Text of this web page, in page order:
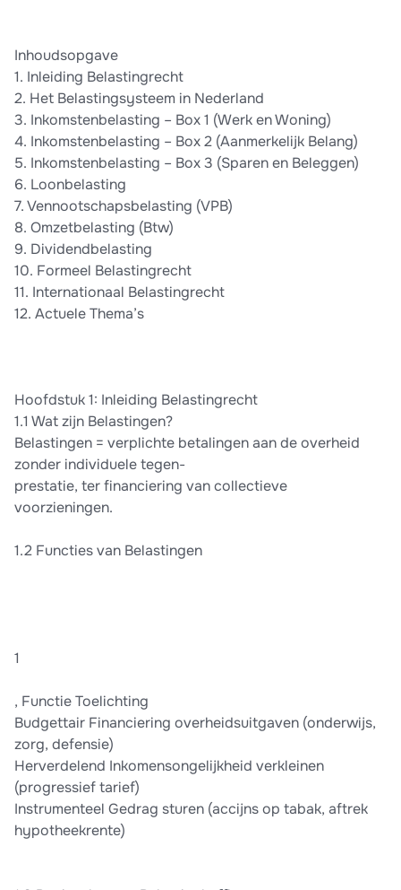
Inhoudsopgave
1. Inleiding Belastingrecht
2. Het Belastingsysteem in Nederland
3. Inkomstenbelasting – Box 1 (Werk en Woning)
4. Inkomstenbelasting – Box 2 (Aanmerkelijk Belang)
5. Inkomstenbelasting – Box 3 (Sparen en Beleggen)
6. Loonbelasting
7. Vennootschapsbelasting (VPB)
8. Omzetbelasting (Btw)
9. Dividendbelasting
10. Formeel Belastingrecht
11. Internationaal Belastingrecht
12. Actuele Thema’s
Hoofdstuk 1: Inleiding Belastingrecht
1.1 Wat zijn Belastingen?
Belastingen = verplichte betalingen aan de overheid
zonder individuele tegen-
prestatie, ter financiering van collectieve
voorzieningen.
1.2 Functies van Belastingen
1
, Functie Toelichting
Budgettair Financiering overheidsuitgaven (onderwijs,
zorg, defensie)
Herverdelend Inkomensongelijkheid verkleinen
(progressief tarief)
Instrumenteel Gedrag sturen (accijns op tabak, aftrek
hypotheekrente)